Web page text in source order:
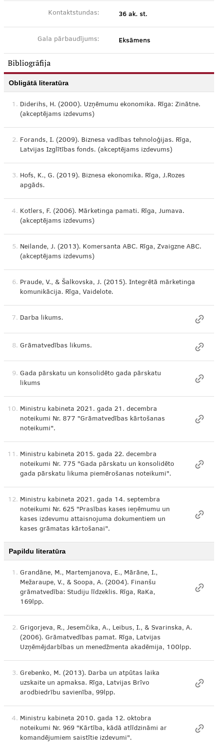
Kontaktstundas: 36 ak. st.
Gala pārbaudījums: Eksāmens
Bibliogrāfija
Obligātā literatūra
1. Diderihs, H. (2000). Uzņēmumu ekonomika. Rīga: Zinātne.
(akceptējams izdevums)
2. Forands, I. (2009). Biznesa vadības tehnoloģijas. Rīga,
Latvijas Izglītības fonds. (akceptējams izdevums)
3. Hofs, K., G. (2019). Biznesa ekonomika. Rīga, J.Rozes
apgāds.
4. Kotlers, F. (2006). Mārketinga pamati. Rīga, Jumava.
(akceptējams izdevums)
5. Neilande, J. (2013). Komersanta ABC. Rīga, Zvaigzne ABC.
(akceptējams izdevums)
6. Praude, V., & Šalkovska, J. (2015). Integrētā mārketinga
komunikācija. Rīga, Vaidelote.
7. Darba likums.
8. Grāmatvedības likums.
9. Gada pārskatu un konsolidēto gada pārskatu
likums
10. Ministru kabineta 2021. gada 21. decembra
noteikumi Nr. 877 "Grāmatvedības kārtošanas
noteikumi".
11. Ministru kabineta 2015. gada 22. decembra
noteikumi Nr. 775 "Gada pārskatu un konsolidēto
gada pārskatu likuma piemērošanas noteikumi".
12. Ministru kabineta 2021. gada 14. septembra
noteikumi Nr. 625 "Prasības kases ieņēmumu un
kases izdevumu attaisnojuma dokumentiem un
kases grāmatas kārtošanai".
Papildu literatūra
1. Grandāne, M., Martemjanova, E., Mārāne, I.,
Mežaraupe, V., & Soopa, A. (2004). Finanšu
grāmatvedība: Studiju līdzeklis. Rīga, RaKa,
169lpp.
2. Grigorjeva, R., Jesemčika, A., Leibus, I., & Svarinska, A.
(2006). Grāmatvedības pamat. Rīga, Latvijas
Uzņēmējdarbības un menedžmenta akadēmija, 100lpp.
3. Grebenko, M. (2013). Darba un atpūtas laika
uzskaite un apmaksa. Rīga, Latvijas Brīvo
arodbiedrību savienība, 99lpp.
4. Ministru kabineta 2010. gada 12. oktobra
noteikumi Nr. 969 "Kārtība, kādā atlīdzināmi ar
komandējumiem saistītie izdevumi".